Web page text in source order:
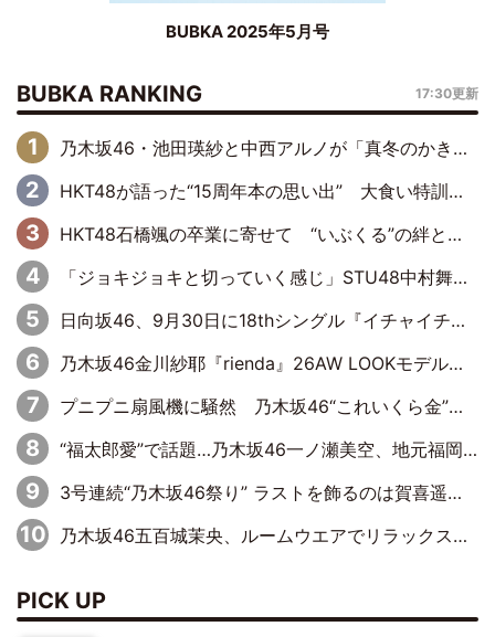
BUBKA 2025年5月号
BUBKA RANKING 17:30更新
乃木坂46・池田瑛紗と中西アルノが「真冬のかき氷」騒動で火花散らす！ 因縁の裏にあるのは、逆境をともに“凌”ぐ似た者同士の絆
HKT48が語った“15周年本の思い出” 大食い特訓・守護霊企画・制服グラビア…盛りだくさんの裏話
HKT48石橋颯の卒業に寄せて “いぶくる”の絆と後輩・龍頭綺音の決意
「ジョキジョキと切っていく感じ」STU48中村舞、新しい挑戦は自らの手で
日向坂46、9月30日に18thシングル『イチャイチャ虫』の発売決定！ フォーメーションは『日向坂で会いましょう』にて発表
乃木坂46金川紗耶『rienda』26AW LOOKモデルに就任
プニプニ扇風機に騒然 乃木坂46“これいくら金”延長中は今回もわちゃわちゃ全開
“福太郎愛”で話題…乃木坂46一ノ瀬美空、地元福岡『めんべい25周年トップサポーター』に就任
3号連続“乃木坂46祭り” ラストを飾るのは賀喜遥香…5年ぶりの登場に「5年分大人になった私を見ていただけたら」
乃木坂46五百城茉央、ルームウエアでリラックス「今回のグラビアを見て成長を感じていただけるとうれしい」
PICK UP